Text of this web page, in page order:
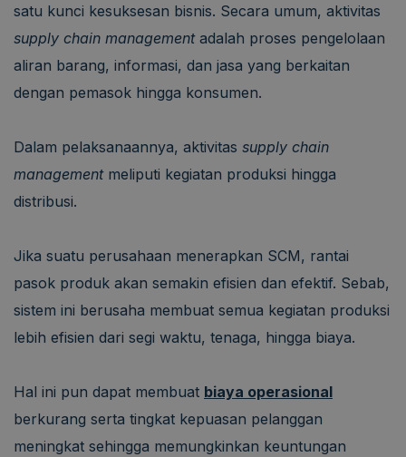
satu kunci kesuksesan bisnis. Secara umum, aktivitas
supply chain managementadalah proses pengelolaan
aliran barang, informasi, dan jasa yang berkaitan
dengan pemasok hingga konsumen.
Dalam pelaksanaannya, aktivitas supply chain
managementmeliputi kegiatan produksi hingga
distribusi.
Jika suatu perusahaan menerapkan SCM, rantai
pasok produk akan semakin efisien dan efektif. Sebab,
sistem ini berusaha membuat semua kegiatan produksi
lebih efisien dari segi waktu, tenaga, hingga biaya.
Hal ini pun dapat membuat biaya operasional
berkurang serta tingkat kepuasan pelanggan
meningkat sehingga memungkinkan keuntungan